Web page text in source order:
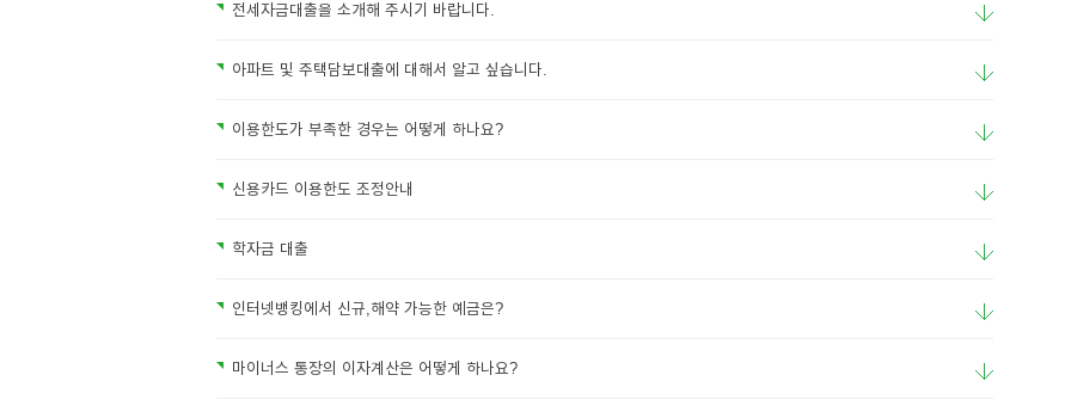
전세자금대출을 소개해 주시기 바랍니다.
아파트 및 주택담보대출에 대해서 알고 싶습니다.
이용한도가 부족한 경우는 어떻게 하나요?
신용카드 이용한도 조정안내
학자금 대출
인터넷뱅킹에서 신규,해약 가능한 예금은?
마이너스 통장의 이자계산은 어떻게 하나요?